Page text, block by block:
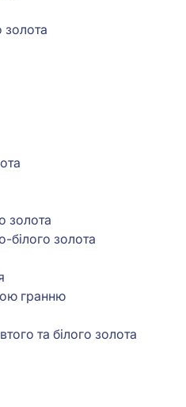
золота
золота
білого золота
гранню
та білого золота